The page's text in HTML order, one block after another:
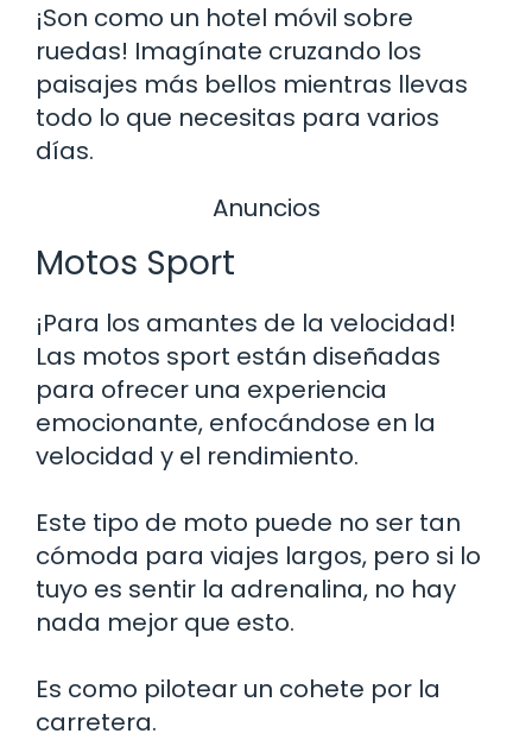
¡Son como un hotel móvil sobre
ruedas! Imagínate cruzando los
paisajes más bellos mientras llevas
todo lo que necesitas para varios
días.
Anuncios
Motos Sport
¡Para los amantes de la velocidad!
Las motos sport están diseñadas
para ofrecer una experiencia
emocionante, enfocándose en la
velocidad y el rendimiento.
Este tipo de moto puede no ser tan
cómoda para viajes largos, pero si lo
tuyo es sentir la adrenalina, no hay
nada mejor que esto.
Es como pilotear un cohete por la
carretera.